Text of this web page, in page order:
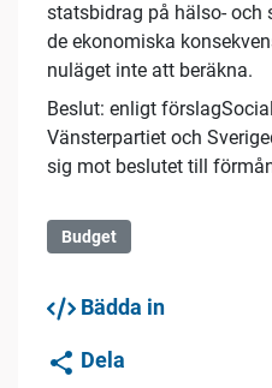
statsbidrag på hälso- och
de ekonomiska
nuläget inte att beräkna.
Beslut: enligt
Vänsterpartiet och
sig mot beslutet till
Budget
Bädda in
Dela